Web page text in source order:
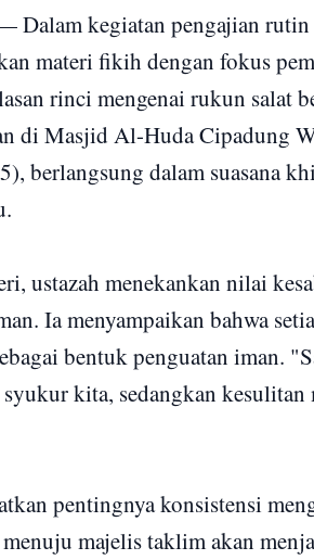
Dalam kegiatan pengajian
materi fikih dengan fokus
rinci mengenai rukun salat
di Masjid Al-Huda Cipadung
berlangsung dalam suasana
ustazah menekankan nilai
Ia menyampaikan bahwa
bentuk penguatan iman.
kita, sedangkan
pentingnya konsistensi
majelis taklim akan